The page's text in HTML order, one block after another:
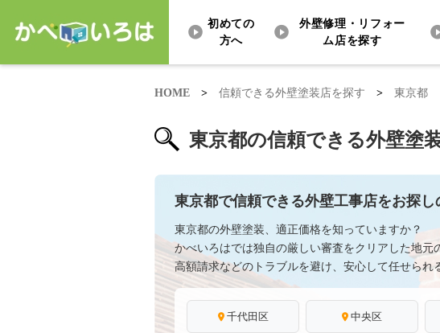
初めての
方へ
外壁修理・リフォー
ム店を探す
HOME > 信頼できる外壁塗装店を探す > 東京都
東京都の信頼できる外壁塗
東京都で信頼できる外壁工事店をお探し
東京都の外壁塗装、適正価格を知っていますか？
かべいろはでは独自の厳しい審査をクリアした地元
高額請求などのトラブルを避け、安心して任せられ
千代田区 中央区